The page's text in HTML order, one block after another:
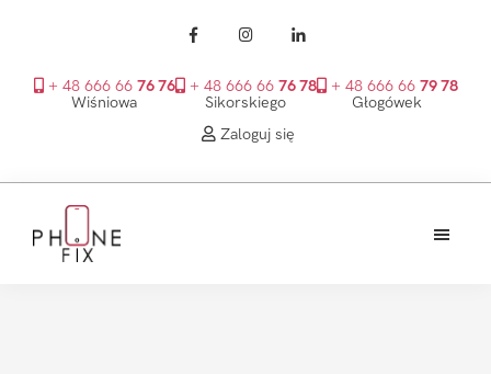
+ 48 666 66 76 76
Wiśniowa
+ 48 666 66 76 78
Sikorskiego
+ 48 666 66 79 78
Głogówek
Zaloguj się
głównego